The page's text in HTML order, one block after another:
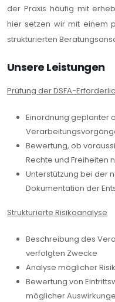
der Praxis häufig mit
hier setzen wir mit einem
strukturierten
Unsere Leistungen
Prüfung der DSFA-
Einordnung geplanter
Bewertung, ob
Rechte und Freiheiten
Unterstützung bei der
Dokumentation der
Strukturierte Risikoanalyse
Beschreibung des
verfolgten Zwecke
Analyse möglicher
Bewertung von
möglicher